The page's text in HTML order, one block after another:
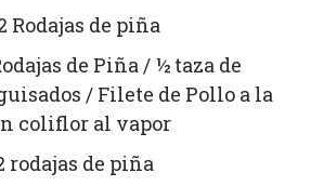
Rodajas de piña
de Piña / ½ taza de
/ Filete de Pollo a la
coliflor al vapor
rodajas de piña